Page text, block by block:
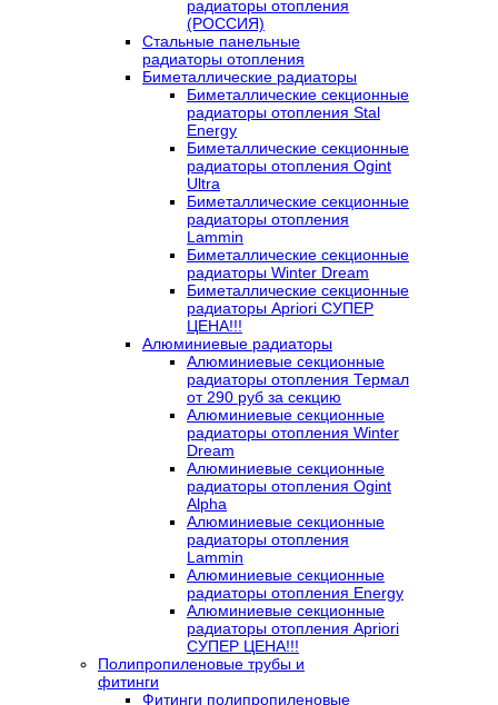
радиаторы отопления
(РОССИЯ)
Стальные панельные
радиаторы отопления
Биметаллические радиаторы
Биметаллические секционные
радиаторы отопления Stal
Energy
Биметаллические секционные
радиаторы отопления Ogint
Ultra
Биметаллические секционные
радиаторы отопления
Lammin
Биметаллические секционные
радиаторы Winter Dream
Биметаллические секционные
радиаторы Apriori СУПЕР
ЦЕНА!!!
Алюминиевые радиаторы
Алюминиевые секционные
радиаторы отопления Термал
от 290 руб за секцию
Алюминиевые секционные
радиаторы отопления Winter
Dream
Алюминиевые секционные
радиаторы отопления Ogint
Alpha
Алюминиевые секционные
радиаторы отопления
Lammin
Алюминиевые секционные
радиаторы отопления Energy
Алюминиевые секционные
радиаторы отопления Apriori
СУПЕР ЦЕНА!!!
Полипропиленовые трубы и
фитинги
Фитинги полипропиленовые